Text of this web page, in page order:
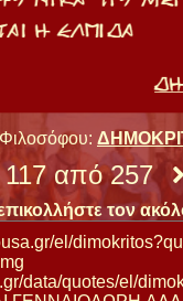
117 από 257
τον